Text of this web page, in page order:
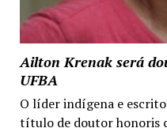
Ailton Krenak será
UFBA
O líder indígena e
título de doutor honoris